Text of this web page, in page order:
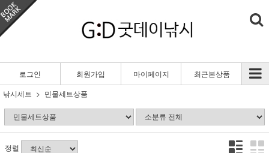
로그인 회원가입 마이페이지
최근본상품
낚시세트
민물세트상품
정렬